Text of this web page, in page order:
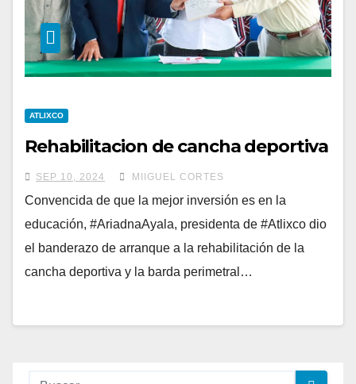
ATLIXCO
Rehabilitacion de cancha deportiva
SEP 10, 2024 MIIGUEL CORTES
Convencida de que la mejor inversión es en la
educación, #AriadnaAyala, presidenta de #Atlixco dio
el banderazo de arranque a la rehabilitación de la
cancha deportiva y la barda perimetral…